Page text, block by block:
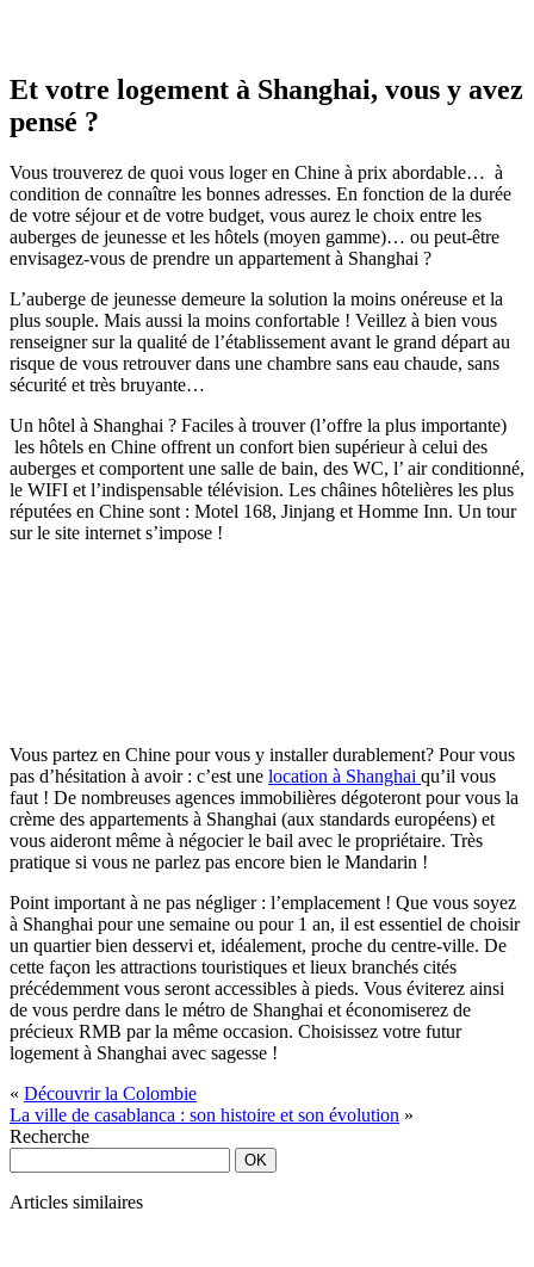
Et votre logement à Shanghai, vous y avez
pensé ?
Vous trouverez de quoi vous loger en Chine à prix abordable… à
condition de connaître les bonnes adresses. En fonction de la durée
de votre séjour et de votre budget, vous aurez le choix entre les
auberges de jeunesse et les hôtels (moyen gamme)… ou peut-être
envisagez-vous de prendre un appartement à Shanghai ?
L’auberge de jeunesse demeure la solution la moins onéreuse et la
plus souple. Mais aussi la moins confortable ! Veillez à bien vous
renseigner sur la qualité de l’établissement avant le grand départ au
risque de vous retrouver dans une chambre sans eau chaude, sans
sécurité et très bruyante…
Un hôtel à Shanghai ? Faciles à trouver (l’offre la plus importante)
les hôtels en Chine offrent un confort bien supérieur à celui des
auberges et comportent une salle de bain, des WC, l’ air conditionné,
le WIFI et l’indispensable télévision. Les châines hôtelières les plus
réputées en Chine sont : Motel 168, Jinjang et Homme Inn. Un tour
sur le site internet s’impose !
Vous partez en Chine pour vous y installer durablement? Pour vous
pas d’hésitation à avoir : c’est une location à Shanghai qu’il vous
faut ! De nombreuses agences immobilières dégoteront pour vous la
crème des appartements à Shanghai (aux standards européens) et
vous aideront même à négocier le bail avec le propriétaire. Très
pratique si vous ne parlez pas encore bien le Mandarin !
Point important à ne pas négliger : l’emplacement ! Que vous soyez
à Shanghai pour une semaine ou pour 1 an, il est essentiel de choisir
un quartier bien desservi et, idéalement, proche du centre-ville. De
cette façon les attractions touristiques et lieux branchés cités
précédemment vous seront accessibles à pieds. Vous éviterez ainsi
de vous perdre dans le métro de Shanghai et économiserez de
précieux RMB par la même occasion. Choisissez votre futur
logement à Shanghai avec sagesse !
« Découvrir la Colombie
La ville de casablanca : son histoire et son évolution »
Recherche
Articles similaires